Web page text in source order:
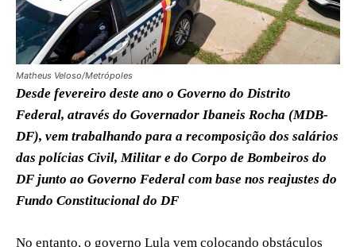
Matheus Veloso/Metrópoles
Desde fevereiro deste ano o Governo do Distrito
Federal, através do Governador Ibaneis Rocha (MDB-
DF), vem trabalhando para a recomposição dos salários
das polícias Civil, Militar e do Corpo de Bombeiros do
DF junto ao Governo Federal com base nos reajustes do
Fundo Constitucional do DF
No entanto, o governo Lula vem colocando obstáculos